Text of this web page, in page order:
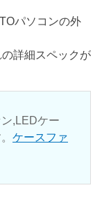
パソコンの外
詳細スペックが
,LEDケー
ケースファ